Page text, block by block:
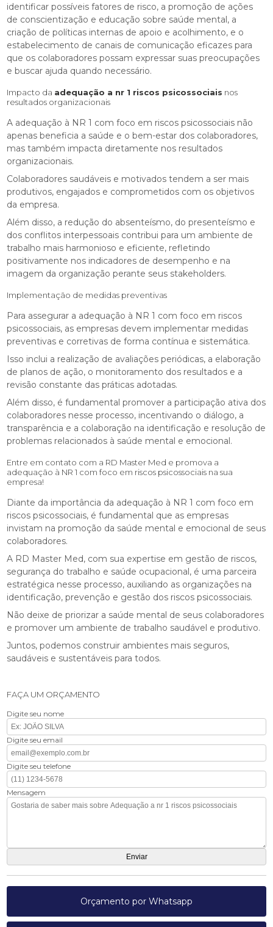
identificar possíveis fatores de risco, a promoção de ações
de conscientização e educação sobre saúde mental, a
criação de políticas internas de apoio e acolhimento, e o
estabelecimento de canais de comunicação eficazes para
que os colaboradores possam expressar suas preocupações
e buscar ajuda quando necessário.
Impacto da adequação a nr 1 riscos psicossociais nos
resultados organizacionais
A adequação à NR 1 com foco em riscos psicossociais não
apenas beneficia a saúde e o bem-estar dos colaboradores,
mas também impacta diretamente nos resultados
organizacionais.
Colaboradores saudáveis e motivados tendem a ser mais
produtivos, engajados e comprometidos com os objetivos
da empresa.
Além disso, a redução do absenteísmo, do presenteísmo e
dos conflitos interpessoais contribui para um ambiente de
trabalho mais harmonioso e eficiente, refletindo
positivamente nos indicadores de desempenho e na
imagem da organização perante seus stakeholders.
Implementação de medidas preventivas
Para assegurar a adequação à NR 1 com foco em riscos
psicossociais, as empresas devem implementar medidas
preventivas e corretivas de forma contínua e sistemática.
Isso inclui a realização de avaliações periódicas, a elaboração
de planos de ação, o monitoramento dos resultados e a
revisão constante das práticas adotadas.
Além disso, é fundamental promover a participação ativa dos
colaboradores nesse processo, incentivando o diálogo, a
transparência e a colaboração na identificação e resolução de
problemas relacionados à saúde mental e emocional.
Entre em contato com a RD Master Med e promova a
adequação à NR 1 com foco em riscos psicossociais na sua
empresa!
Diante da importância da adequação à NR 1 com foco em
riscos psicossociais, é fundamental que as empresas
invistam na promoção da saúde mental e emocional de seus
colaboradores.
A RD Master Med, com sua expertise em gestão de riscos,
segurança do trabalho e saúde ocupacional, é uma parceira
estratégica nesse processo, auxiliando as organizações na
identificação, prevenção e gestão dos riscos psicossociais.
Não deixe de priorizar a saúde mental de seus colaboradores
e promover um ambiente de trabalho saudável e produtivo.
Juntos, podemos construir ambientes mais seguros,
saudáveis e sustentáveis para todos.
FAÇA UM ORÇAMENTO
Digite seu nome
Digite seu email
Digite seu telefone
Mensagem
Orçamento por Whatsapp